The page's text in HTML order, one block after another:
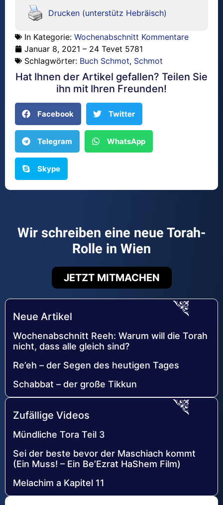
Drucken (unterstütz Hebräisch)
In Kategorie: Wochenabschnitt Kommentare
Januar 8, 2021 – 24 Tevet 5781
Schlagwörter: Buch Schmot, Schmot
Hat Ihnen der Artikel gefallen? Teilen Sie
ihn mit Ihren Freunden!
Facebook Twitter
Telegram WhatsApp
Skype
Wir schreiben eine neue Torah-
Rolle in Wien
JETZT MITMACHEN
Neue Artikel
Wochenabschnitt Reeh: Warum will die Torah
nicht, dass alle gleich sind?
Re’eh – der Segen des heutigen Tages
Schabbat – der große Tikkun
Zufällige Videos
Mündliche Tora Teil 3
Sei der beste bevor der Maschiach kommt
(Ein Muss! – Ein Be’Ezrat HaShem Film)
Melachim a Kapitel 11